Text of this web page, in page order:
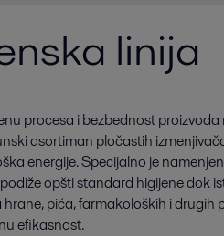
linija
procesa i bezbednost proizvoda
asortiman pločastih
energije. Specijalno je
opšti standard higijene dok
pića, farmakoloških i drugih
efikasnost.